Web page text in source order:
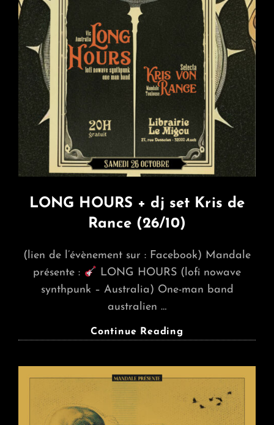
LONG HOURS + dj set Kris de
Rance (26/10)
(lien de l’évènement sur : Facebook) Mandale
présente :
LONG HOURS (lofi nowave
synthpunk – Australia) One-man band
australien …
Continue Reading
Kris